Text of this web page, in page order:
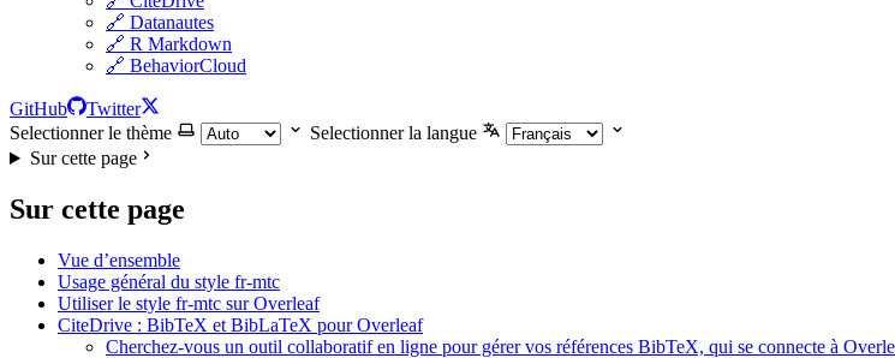
🔗 Datanautes
🔗 R Markdown
🔗 BehaviorCloud
GitHub
Twitter
Selectionner le thème
Selectionner la langue
Sur cette page
Sur cette page
Vue d’ensemble
Usage général du style fr-mtc
Utiliser le style fr-mtc sur Overleaf
CiteDrive : BibTeX et BibLaTeX pour Overleaf
Cherchez-vous un outil collaboratif en ligne pour gérer vos références BibTeX, qui se connecte à